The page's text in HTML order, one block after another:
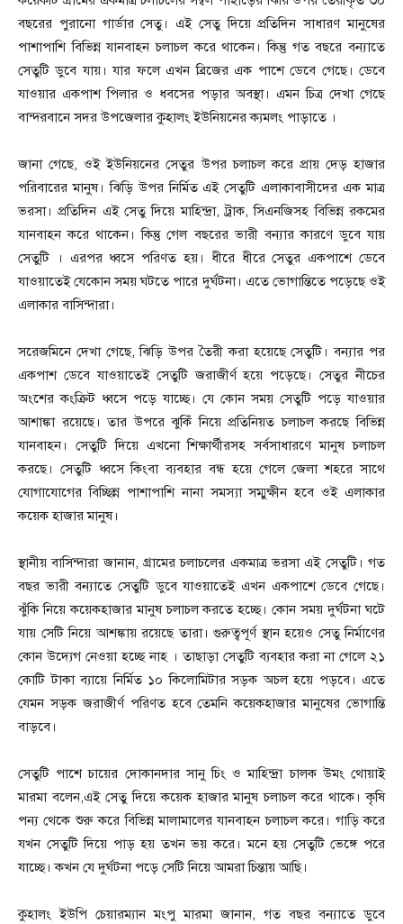
বছরের পুরানো গার্ডার সেতু। এই সেতু দিয়ে প্রতিদিন সাধারণ মানুষের
পাশাপাশি বিভিন্ন যানবাহন চলাচল করে থাকেন। কিন্তু গত বছরে বন্যাতে
সেতুটি ডুবে যায়। যার ফলে এখন ব্রিজের এক পাশে ডেবে গেছে। ডেবে
যাওয়ার একপাশ পিলার ও ধবসের পড়ার অবস্থা। এমন চিত্র দেখা গেছে
বান্দরবানে সদর উপজেলার কুহালং ইউনিয়নের ক্যমলং পাড়াতে ।
জানা গেছে, ওই ইউনিয়নের সেতুর উপর চলাচল করে প্রায় দেড় হাজার
পরিবারের মানুষ। ঝিড়ি উপর নির্মিত এই সেতুটি এলাকাবাসীদের এক মাত্র
ভরসা। প্রতিদিন এই সেতু দিয়ে মাহিন্দ্রা, ট্রাক, সিএনজিসহ বিভিন্ন রকমের
যানবাহন করে থাকেন। কিন্তু গেল বছরের ভারী বন্যার কারণে ডুবে যায়
সেতু্টি । এরপর ধ্বসে পরিণত হয়। ধীরে ধীরে সেতুর একপাশে ডেবে
যাওয়াতেই যেকোন সময় ঘটতে পারে দুর্ঘটনা। এতে ভোগান্তিতে পড়েছে ওই
এলাকার বাসিন্দারা।
সরেজমিনে দেখা গেছে, ঝিড়ি উপর তৈরী করা হয়েছে সেতুটি। বন্যার পর
একপাশ ডেবে যাওয়াতেই সেতুটি জরাজীর্ণ হয়ে পড়েছে। সেতুর নীচের
অংশের কংক্রিট ধ্বসে পড়ে যাচ্ছে। যে কোন সময় সেতুটি পড়ে যাওয়ার
আশাঙ্কা রয়েছে। তার উপরে ঝুকিঁ নিয়ে প্রতিনিয়ত চলাচল করছে বিভিন্ন
যানবাহন। সেতুটি দিয়ে এখনো শিক্ষার্থীরসহ সর্বসাধারণে মানুষ চলাচল
করছে। সেতুটি ধ্বসে কিংবা ব্যবহার বন্ধ হয়ে গেলে জেলা শহরে সাথে
যোগাযোগের বিচ্ছিন্ন পাশাপাশি নানা সমস্যা সম্মুক্ষীন হবে ওই এলাকার
কয়েক হাজার মানুষ।
স্থানীয় বাসিন্দারা জানান, গ্রামের চলাচলের একমাত্র ভরসা এই সেতুটি। গত
বছর ভারী বন্যাতে সেতুটি ডুবে যাওয়াতেই এখন একপাশে ডেবে গেছে।
ঝুঁকি নিয়ে কয়েকহাজার মানুষ চলাচল করতে হচ্ছে। কোন সময় দুর্ঘটনা ঘটে
যায় সেটি নিয়ে আশঙ্কায় রয়েছে তারা। গুরুত্বপূর্ণ স্থান হয়েও সেতু নির্মাণের
কোন উদ্যেগ নেওয়া হচ্ছে নাহ । তাছাড়া সেতুটি ব্যবহার করা না গেলে ২১
কোটি টাকা ব্যায়ে নির্মিত ১০ কিলোমিটার সড়ক অচল হয়ে পড়বে। এতে
যেমন সড়ক জরাজীর্ণ পরিণত হবে তেমনি কয়েকহাজার মানুষের ভোগান্তি
বাড়বে।
সেতুটি পাশে চায়ের দোকানদার সানু চিং ও মাহিন্দ্রা চালক উমং থোয়াই
মারমা বলেন,এই সেতু দিয়ে কয়েক হাজার মানুষ চলাচল করে থাকে। কৃষি
পন্য থেকে শুরু করে বিভিন্ন মালামালের যানবাহন চলাচল করে। গাড়ি করে
যখন সেতুটি দিয়ে পাড় হয় তখন ভয় করে। মনে হয় সেতুটি ভেঙ্গে পরে
যাচ্ছে। কখন যে দুর্ঘটনা পড়ে সেটি নিয়ে আমরা চিন্তায় আছি।
কুহালং ইউপি চেয়ারম্যান মংপু মারমা জানান, গত বছর বন্যাতে ডুবে